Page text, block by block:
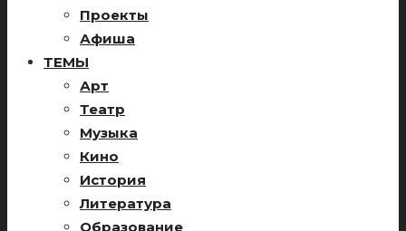
Проекты
Афиша
ТЕМЫ
Арт
Театр
Музыка
Кино
История
Литература
Образование